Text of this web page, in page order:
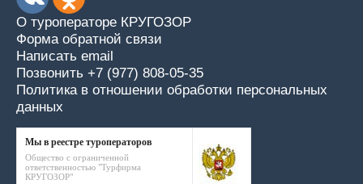
О туроператоре КРУГОЗОР
Форма обратной связи
Написать email
Позвонить +7 (977) 808-05-35
Политика в отношении обработки персональных
данных
Мы в реестре туроператоров
Общество с ограниченной
ответственностью "Турфирма
КРУГОЗОР"